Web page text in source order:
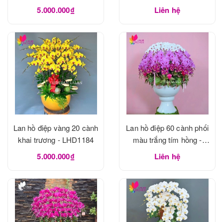
5.000.000₫ Liên hệ
Lan hồ điệp vàng 20 cành
khai trương - LHD1184
5.000.000₫
Lan hồ điệp 60 cành phối
màu trắng tím hồng -
LHD1183
Liên hệ